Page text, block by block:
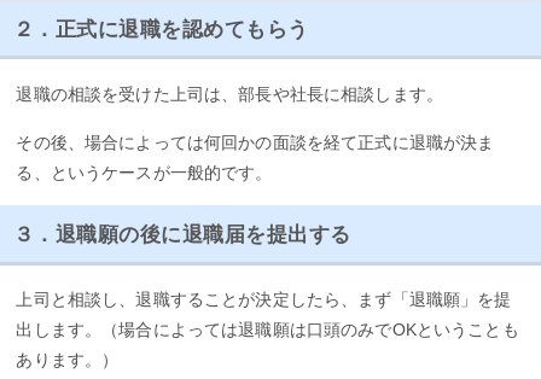
２．正式に退職を認めてもらう
退職の相談を受けた上司は、部長や社長に相談します。
その後、場合によっては何回かの面談を経て正式に退職が決ま
る、というケースが一般的です。
３．退職願の後に退職届を提出する
上司と相談し、退職することが決定したら、まず「退職願」を提
出します。（場合によっては退職願は口頭のみでOKということも
あります。）